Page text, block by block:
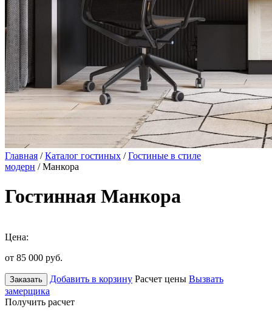
Главная /Каталог гостиных /Гостиные в стиле
модерн / Манкора
Гостинная Манкора
Цена:
от 85 000 руб.
Заказать Добавить в корзину Расчет цены Вызвать
замерщика
Получить расчет